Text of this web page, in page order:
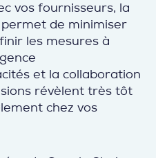
vos fournisseurs, la
de minimiser
les mesures à
et la collaboration
révèlent très tôt
chez vos